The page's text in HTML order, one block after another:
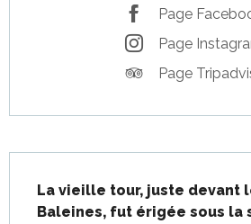
Page
Page
Page
La vieille tour, juste devant
Baleines, fut érigée sous la